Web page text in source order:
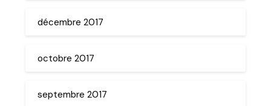
décembre 2017
octobre 2017
septembre 2017